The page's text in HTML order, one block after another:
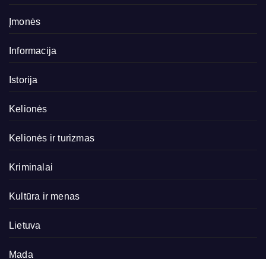
Įmonės
Informacija
Istorija
Kelionės
Kelionės ir turizmas
Kriminalai
Kultūra ir menas
Lietuva
Mada